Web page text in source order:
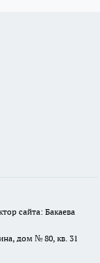
сайта: Бакаева
дом № 80, кв. 31